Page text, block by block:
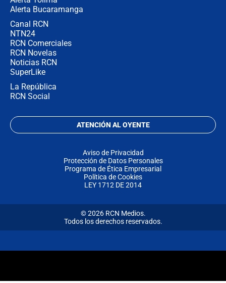
Alerta Bucaramanga
Canal RCN
NTN24
RCN Comerciales
RCN Novelas
Noticias RCN
SuperLike
La República
RCN Social
ATENCIÓN AL OYENTE
Aviso de Privacidad
Protección de Datos Personales
Programa de Ética Empresarial
Política de Cookies
LEY 1712 DE 2014
© 2026 RCN Medios.
Todos los derechos reservados.